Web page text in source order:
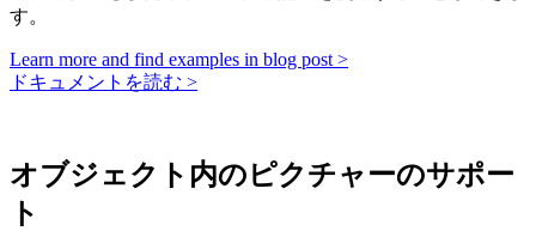
す。
Learn more and find examples in blog post >
ドキュメントを読む >
オブジェクト内のピクチャーのサポー
ト